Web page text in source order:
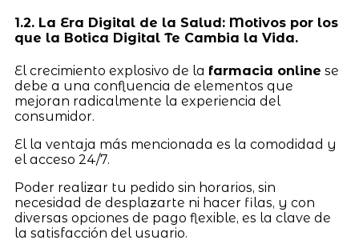
1.2. La Era Digital de la Salud: Motivos por los
que la Botica Digital Te Cambia la Vida.
El crecimiento explosivo de la farmacia online se
debe a una confluencia de elementos que
mejoran radicalmente la experiencia del
consumidor.
El la ventaja más mencionada es la comodidad y
el acceso 24/7.
Poder realizar tu pedido sin horarios, sin
necesidad de desplazarte ni hacer filas, y con
diversas opciones de pago flexible, es la clave de
la satisfacción del usuario.